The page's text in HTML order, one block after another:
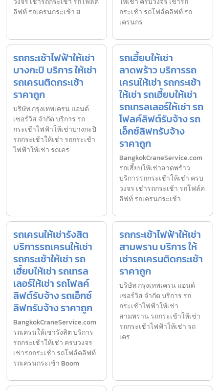
ลิฟท์ รถเครนกระเช้า B
กระเช้า รถโฟล์คลิฟท์ รถ
เครนกร
รถกระเช้าไฟฟ้าให้เช่า
บางกะปิ บริการ ให้เช่า
รถเครนติดกระเช้า
ราคาถูก
บริษัท กรุงเทพเครน แอนด์
เซอร์วิส จำกัด บริการ รถ
กระเช้าไฟฟ้าให้เช่าบางกะปิ
รถกระเช้าให้เช่า รถกระเช้า
ไฟฟ้าให้เช่า รถเคร
รถเฮี้ยบให้เช่า
ลาดพร้าว บริการรถ
เครนให้เช่า รถกระเช้า
ให้เช่า รถเฮี้ยบให้เช่า
รถเทรลเลอร์ให้เช่า รถ
โฟลค์ลิฟต์รับจ้าง รถ
เอ็กซ์ลิฟทรับจ้าง
ราคาถูก
BangkokCraneService.com
รถเฮี้ยบให้เช่าลาดพร้าว
บริการรถกระเช้าให้เช่า ครบ
วงจร เช่ารถกระเช้า รถโฟล์ค
ลิฟท์ รถเครนกระเช้า
รถเครนให้เช่ารังสิต
บริการรถเครนให้เช่า
รถกระเช้าให้เช่า รถ
เฮี้ยบให้เช่า รถเทรล
เลอร์ให้เช่า รถโฟลค์
ลิฟต์รับจ้าง รถเอ็กซ์
ลิฟทรับจ้าง ราคาถูก
BangkokCraneService.com
รถเครนให้เช่ารังสิต บริการ
รถกระเช้าให้เช่า ครบวงจร
เช่ารถกระเช้า รถโฟล์คลิฟท์
รถเครนกระเช้า Boom
รถกระเช้าไฟฟ้าให้เช่า
สามพราน บริการ ให้
เช่ารถเครนติดกระเช้า
ราคาถูก
บริษัท กรุงเทพเครน แอนด์
เซอร์วิส จำกัด บริการ รถ
กระเช้าไฟฟ้าให้เช่า
สามพราน รถกระเช้าให้เช่า
รถกระเช้าไฟฟ้าให้เช่า รถ
เคร